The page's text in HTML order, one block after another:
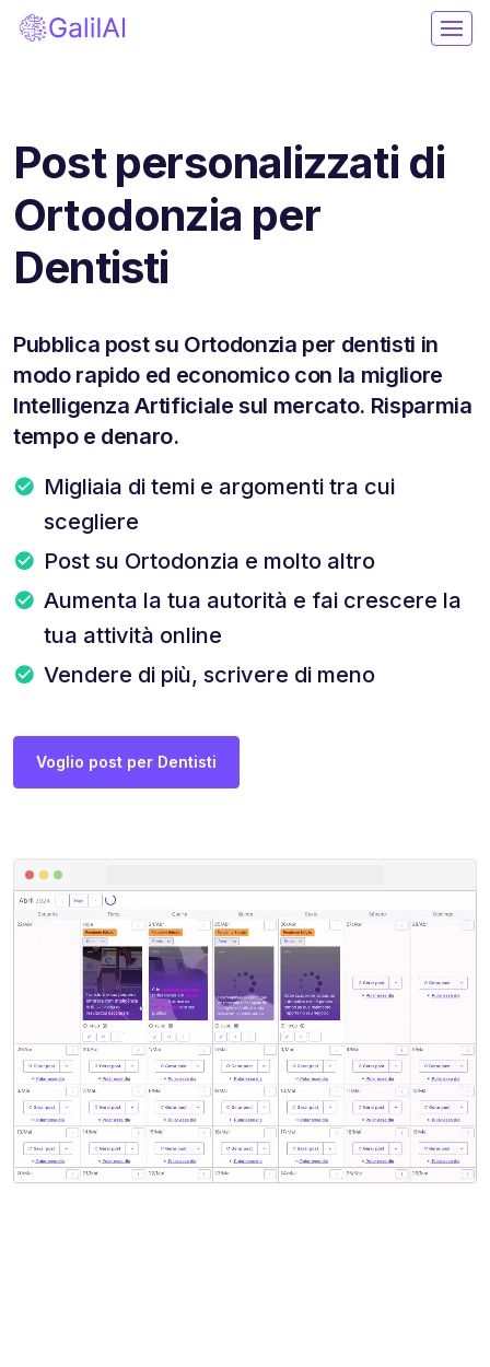
Post personalizzati di
Ortodonzia per
Dentisti
Pubblica post su Ortodonzia per dentisti in
modo rapido ed economico con la migliore
Intelligenza Artificiale sul mercato. Risparmia
tempo e denaro.
Migliaia di temi e argomenti tra cui
scegliere
Post su Ortodonzia e molto altro
Aumenta la tua autorità e fai crescere la
tua attività online
Vendere di più, scrivere di meno
Voglio post per Dentisti